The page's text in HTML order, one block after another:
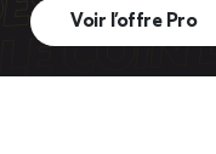
Voir l’offre Pro